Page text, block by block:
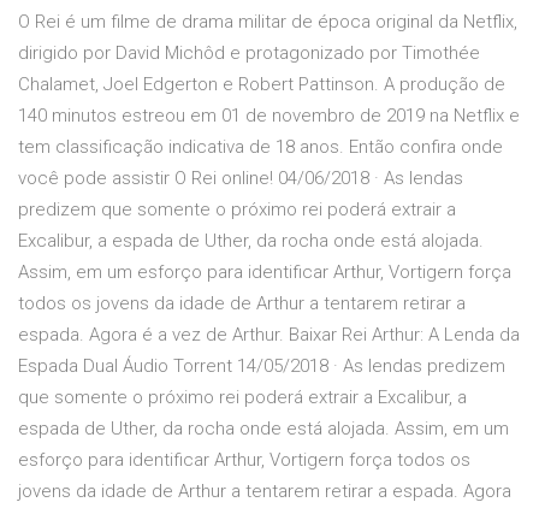
O Rei é um filme de drama militar de época original da Netflix,
dirigido por David Michôd e protagonizado por Timothée
Chalamet, Joel Edgerton e Robert Pattinson. A produção de
140 minutos estreou em 01 de novembro de 2019 na Netflix e
tem classificação indicativa de 18 anos. Então confira onde
você pode assistir O Rei online! 04/06/2018 · As lendas
predizem que somente o próximo rei poderá extrair a
Excalibur, a espada de Uther, da rocha onde está alojada.
Assim, em um esforço para identificar Arthur, Vortigern força
todos os jovens da idade de Arthur a tentarem retirar a
espada. Agora é a vez de Arthur. Baixar Rei Arthur: A Lenda da
Espada Dual Áudio Torrent 14/05/2018 · As lendas predizem
que somente o próximo rei poderá extrair a Excalibur, a
espada de Uther, da rocha onde está alojada. Assim, em um
esforço para identificar Arthur, Vortigern força todos os
jovens da idade de Arthur a tentarem retirar a espada. Agora